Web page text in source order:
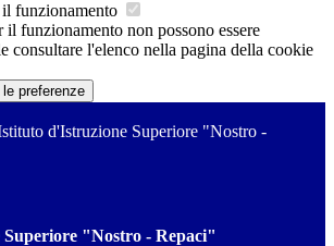
funzionamento
il funzionamento non possono essere
consultare l'elenco nella pagina della cookie
preferenze
d'Istruzione Superiore "Nostro -
"Nostro - Repaci"